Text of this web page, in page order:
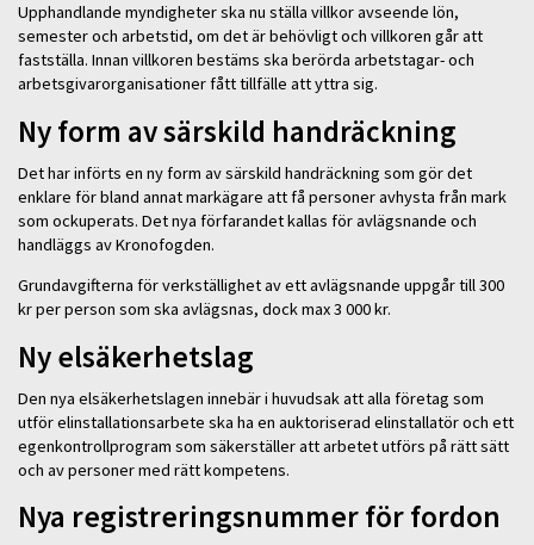
Upphandlande myndigheter ska nu ställa villkor avseende lön,
semester och arbetstid, om det är behövligt och villkoren går att
fastställa. Innan villkoren bestäms ska berörda arbetstagar- och
arbetsgivarorganisationer fått tillfälle att yttra sig.
Ny form av särskild handräckning
Det har införts en ny form av särskild handräckning som gör det
enklare för bland annat markägare att få personer avhysta från mark
som ockuperats. Det nya förfarandet kallas för avlägsnande och
handläggs av Kronofogden.
Grundavgifterna för verkställighet av ett avlägsnande uppgår till 300
kr per person som ska avlägsnas, dock max 3 000 kr.
Ny elsäkerhetslag
Den nya elsäkerhetslagen innebär i huvudsak att alla företag som
utför elinstallationsarbete ska ha en auktoriserad elinstallatör och ett
egenkontrollprogram som säkerställer att arbetet utförs på rätt sätt
och av personer med rätt kompetens.
Nya registreringsnummer för fordon